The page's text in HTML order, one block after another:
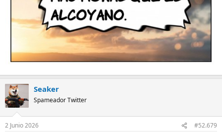
Seaker
Spameador Twitter
2 Junio 2026 #52.679